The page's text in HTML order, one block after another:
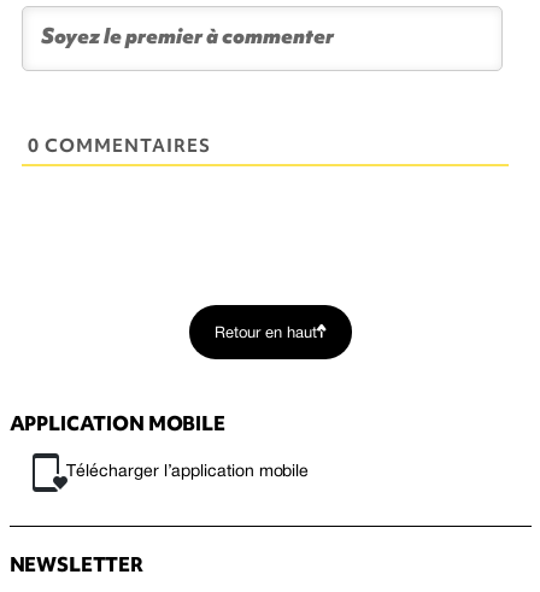
0 COMMENTAIRES
Retour en haut
APPLICATION MOBILE
Télécharger l’application mobile
NEWSLETTER